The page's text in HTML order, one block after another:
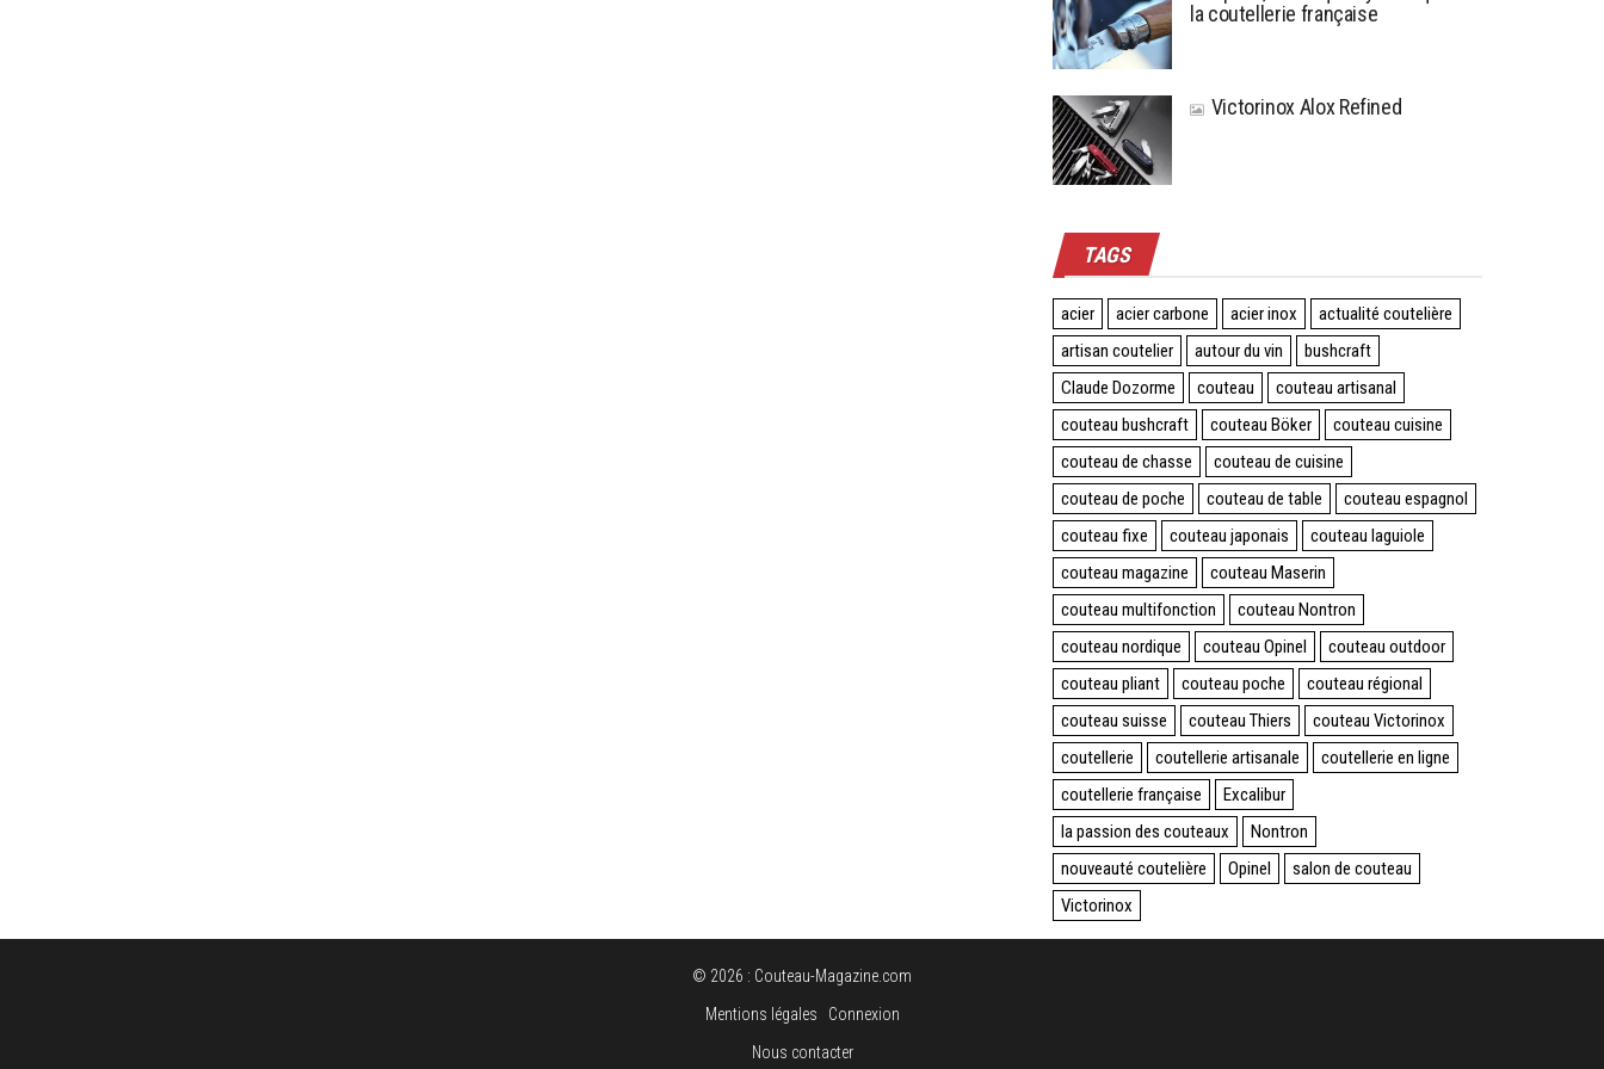
la coutellerie française
Victorinox Alox Refined
TAGS
acier acier carbone acier inox
actualité coutelière
artisan coutelier
autour du vin
bushcraft
Claude Dozorme
couteau
couteau artisanal
couteau bushcraft
couteau Böker
couteau cuisine
couteau de chasse
couteau de cuisine
couteau de poche
couteau de table
couteau espagnol
couteau fixe
couteau japonais
couteau laguiole
couteau magazine
couteau Maserin
couteau multifonction
couteau Nontron
couteau nordique
couteau Opinel
couteau outdoor
couteau pliant
couteau poche
couteau régional
couteau suisse
couteau Thiers
couteau Victorinox
coutellerie
coutellerie artisanale
coutellerie en ligne
coutellerie française
Excalibur
la passion des couteaux
Nontron
nouveauté coutelière
Opinel
salon de couteau
Victorinox
© 2026 : Couteau-Magazine.com
Mentions légales
Connexion
Nous contacter